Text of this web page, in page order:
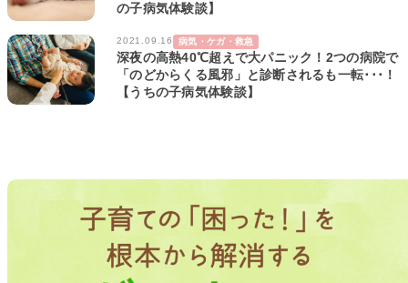
の子病気体験談】
2021.09.16 病気・ケガ・救急
深夜の高熱40℃超えで大パニック！2つの病院で
「のどからくる風邪」と診断されるも一転･･･！
【うちの子病気体験談】